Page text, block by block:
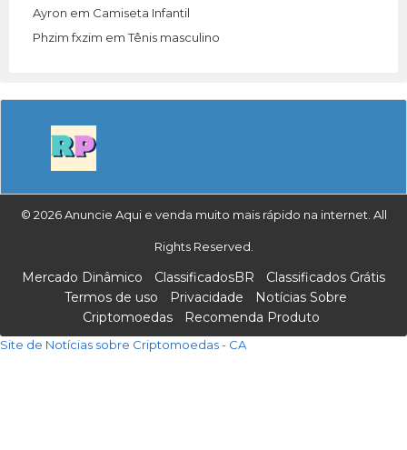
Ayron em Camiseta Infantil
Phzim fxzim emTênis masculino
© 2026 Anuncie Aqui e venda muito mais rápido na internet. All
Rights Reserved.
Mercado Dinâmico ClassificadosBR
Classificados Grátis
Termos de uso
Privacidade
Notícias Sobre
Criptomoedas
Recomenda Produto
Site de Notícias sobre Criptomoedas - CA